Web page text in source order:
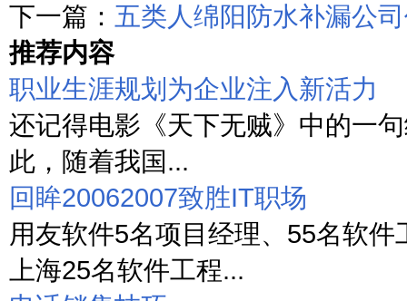
下一篇： 五类人绵阳防水补漏公
推荐内容
职业生涯规划为企业注入新活力
还记得电影《天下无贼》中的一
此，随着我国...
回眸20062007致胜IT职场
用友软件5名项目经理、55名软
上海25名软件工程...